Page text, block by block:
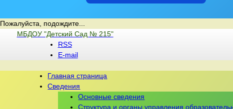
Пожалуйста, подождите...
ПерейтиМБДОУ "Детский Сад № 215"
RSS
E-mail
Главная страница
Сведения
Основные сведения
Структура и органы управления